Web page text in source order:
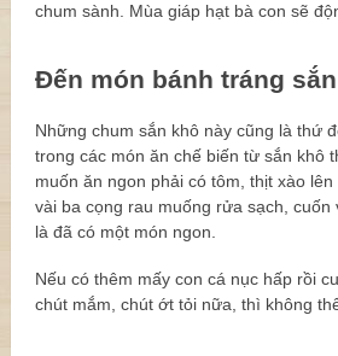
chum sành. Mùa giáp hạt bà con sẽ
Đến món bánh tráng
Những chum sắn khô này cũng là thứ
trong các món ăn chế biến từ sắn khô
muốn ăn ngon phải có tôm, thịt xào
vài ba cọng rau muống rửa sạch,
là đã có một món ngon.
Nếu có thêm mấy con cá nục hấp rồi
chút mắm, chút ớt tỏi nữa, thì không